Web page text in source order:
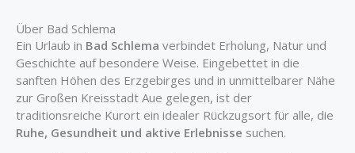
Über Bad Schlema
Ein Urlaub in Bad Schlema verbindet Erholung, Natur und
Geschichte auf besondere Weise. Eingebettet in die
sanften Höhen des Erzgebirges und in unmittelbarer Nähe
zur Großen Kreisstadt Aue gelegen, ist der
traditionsreiche Kurort ein idealer Rückzugsort für alle, die
Ruhe, Gesundheit und aktive Erlebnisse suchen.